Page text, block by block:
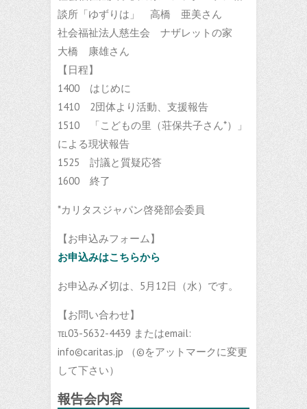
談所「ゆずりは」 高橋 亜美さん
社会福祉法人慈生会 ナザレットの家
大橋 康雄さん
【日程】
1400 はじめに
1410 2団体より活動、支援報告
1510 「こどもの里（荘保共子さん*）」
による現状報告
1525 討議と質疑応答
1600 終了
*カリタスジャパン啓発部会委員
【お申込みフォーム】
お申込みはこちらから
お申込み〆切は、5月12日（水）です。
【お問い合わせ】
℡03-5632-4439 またはemail:
info©caritas.jp （©をアットマークに変更
して下さい）
報告会内容